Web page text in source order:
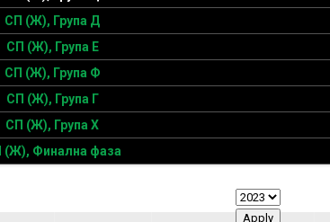
СП (Ж), Група Д
СП (Ж), Група Е
СП (Ж), Група Ф
СП (Ж), Група Г
СП (Ж), Група Х
(Ж), Финална фаза